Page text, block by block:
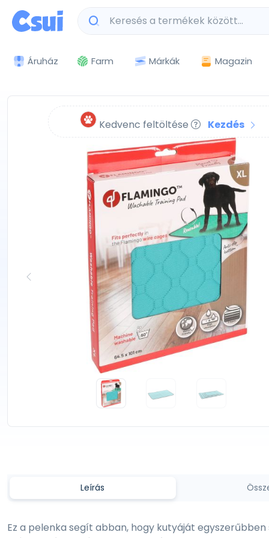
Áruház Farm Márkák Magazin
Kedvenc feltöltése Kezdés
Leírás
Ez a pelenka segít abban, hogy kutyáját